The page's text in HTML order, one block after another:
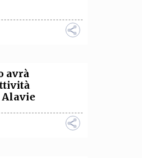
avrà